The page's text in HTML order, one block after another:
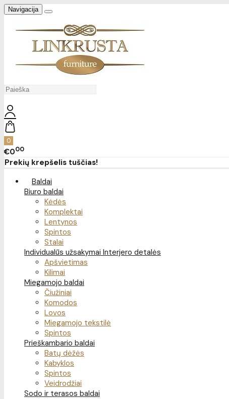
Navigacija
0
€000
Prekių krepšelis tuščias!
Baldai
Biuro baldai
Kėdės
Komplektai
Lentynos
Spintos
Stalai
Individualūs užsakymai Interjero detalės
Apšvietimas
Kilimai
Miegamojo baldai
Čiužiniai
Komodos
Lovos
Miegamojo tekstilė
Spintos
Prieškambario baldai
Batų dėžės
Kabyklos
Spintos
Veidrodžiai
Sodo ir terasos baldai